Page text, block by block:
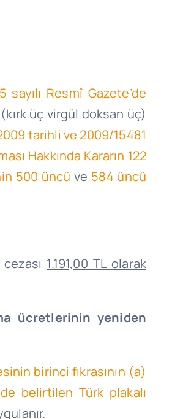
Resmî Gazete’de
üç virgül doksan üç)
tarihli ve 2009/15481
Hakkında Kararın 122
500 üncü ve 584 üncü
1.191,00 TL olarak
ücretlerinin yeniden
birinci fıkrasının (a)
belirtilen Türk plakalı